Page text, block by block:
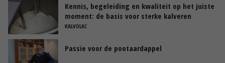
Kennis, begeleiding en kwaliteit op het juiste
moment: de basis voor sterke kalveren
KALVOLAC
Passie voor de pootaardappel